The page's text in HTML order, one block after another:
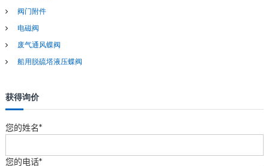
阀门附件
电磁阀
废气通风蝶阀
船用脱硫塔液压蝶阀
获得询价
您的姓名*
您的电话*